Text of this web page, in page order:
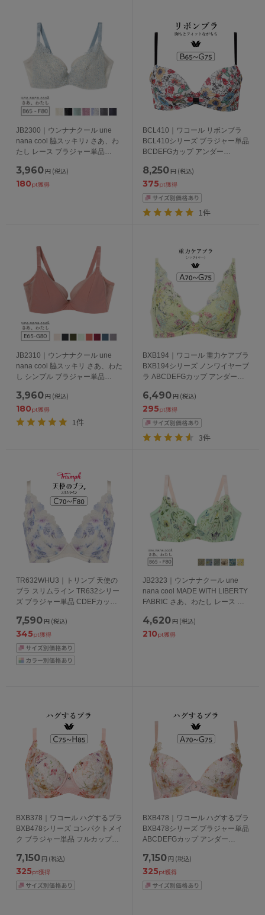
JB2300｜ウンナナクール une
nana cool 脇スッキリ♪ さあ、わ
たし レース ブラジャー単品
65/70/75/80cm
3,960 円 (税込)
180pt獲得
BCL410｜ワコール リボンブラ
BCL410シリーズ ブラジャー単品
BCDEFGカップ アンダー
8,250 円 (税込)
375pt獲得
1件
JB2310｜ウンナナクール une
nana cool 脇スッキリ さあ、わた
し シンプル ブラジャー単品
65/70/75/80cm
3,960 円 (税込)
180pt獲得
1件
BXB194｜ワコール 重力ケアブラ
BXB194シリーズ ノンワイヤーブ
ラ ABCDEFGカップ アンダー
6,490 円 (税込)
295pt獲得
3件
TR632WHU3｜トリンプ 天使の
ブラ スリムライン TR632シリー
ズ ブラジャー単品 CDEFカップ
7,590 円 (税込)
345pt獲得
JB2323｜ウンナナクール une
nana cool MADE WITH LIBERTY
FABRIC さあ、わたし レース ブ
ダー 65/70/75/80cm
4,620 円 (税込)
210pt獲得
BXB378｜ワコール ハグするブラ
BXB478シリーズ コンパクトメイ
ク ブラジャー単品 フルカップ
70/75/80/85/90/95cm
7,150 円 (税込)
325pt獲得
BXB478｜ワコール ハグするブラ
BXB478シリーズ ブラジャー単品
ABCDEFGカップ アンダー
7,150 円 (税込)
325pt獲得